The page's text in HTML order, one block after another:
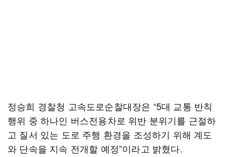
정승희 경찰청 고속도로순찰대장은 “5대 교통 반칙
행위 중 하나인 버스전용차로 위반 분위기를 근절하
고 질서 있는 도로 주행 환경을 조성하기 위해 계도
와 단속을 지속 전개할 예정”이라고 밝혔다.